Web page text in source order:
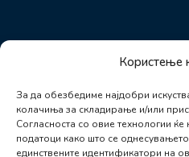
Користење
За да обезбедиме најдобри
колачиња за складирање и/или
Согласноста со овие технологии
податоци како што се
единствените идентификатори на